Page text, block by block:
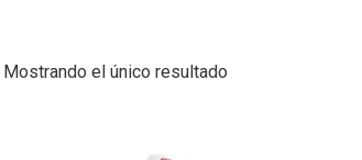
Mostrando el único resultado